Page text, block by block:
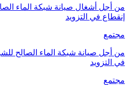
من أجل أشغال صيانة شبكة الماء
إنقطاع في التزويد
مجتمع
من أجل صيانة شبكة الماء الصالح
في التزويد
مجتمع